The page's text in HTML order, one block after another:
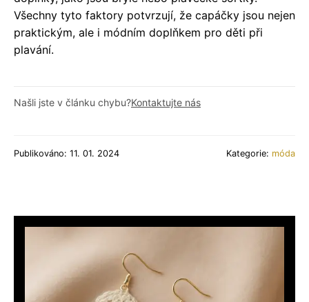
Všechny tyto faktory potvrzují, že capáčky jsou nejen
praktickým, ale i módním doplňkem pro děti při
plavání.
Našli jste v článku chybu?Kontaktujte nás
Publikováno: 11. 01. 2024 Kategorie: móda